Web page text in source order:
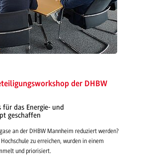
der DHBW
für das Energie- und
geschaffen
an der DHBW Mannheim reduziert werden?
zu erreichen, wurden in einem
und priorisiert.